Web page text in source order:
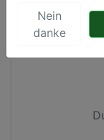
Kartenansicht
Nein
danke